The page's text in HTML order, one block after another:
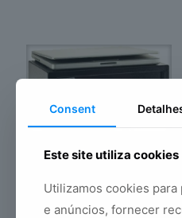
YLG/200/DB1 Cofre de Hotel
133,00€
Consent
Este site utiliza cookies
Utilizamos cookies
e anúncios, fornecer